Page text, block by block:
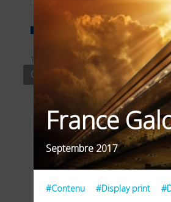
TYPE
CONTENU
SECTEUR
CULTURE
France
Septembre 2017
#Contenu #Display print